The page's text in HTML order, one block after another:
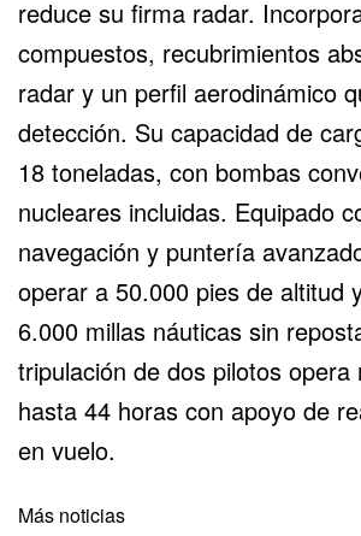
reduce su firma radar.
compuestos, recubrimientos
radar y un perfil aerodinámico
detección. Su capacidad de
18 toneladas, con bombas
nucleares incluidas. Equipado
navegación y puntería
operar a 50.000 pies de altitud
6.000 millas náuticas sin
tripulación de dos pilotos opera
hasta 44 horas con apoyo de
en vuelo.
Más noticias